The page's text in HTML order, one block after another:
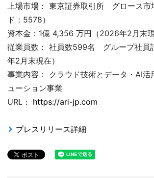
上場市場： 東京証券取引所 グロース市
ド：5578）
資本金：1億 4,356 万円（2026年2月末現
従業員数： 社員数599名 グループ社員
年2月末現在）
事業内容： クラウド技術とデータ・AI活
ューション事業
URL： https://ari-jp.com
プレスリリース詳細